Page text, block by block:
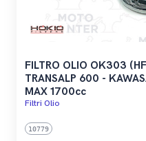
FILTRO OLIO OK303
TRANSALP 600 -
MAX 1700cc
Filtri Olio
10779